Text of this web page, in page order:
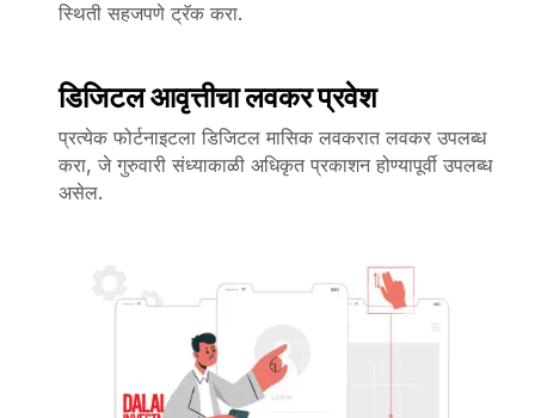
स्थिती सहजपणे ट्रॅक करा.
डिजिटल आवृत्तीचा लवकर प्रवेश
प्रत्येक फोर्टनाइटला डिजिटल मासिक लवकरात लवकर उपलब्ध
करा, जे गुरुवारी संध्याकाळी अधिकृत प्रकाशन होण्यापूर्वी उपलब्ध
असेल.